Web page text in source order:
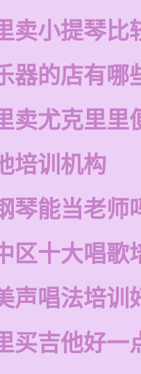
卖小提琴比
器的店有哪
卖尤克里里
培训机构
琴能当老师
区十大唱歌
声唱法培训
买吉他好一